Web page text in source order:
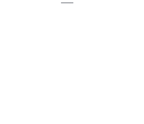
—–